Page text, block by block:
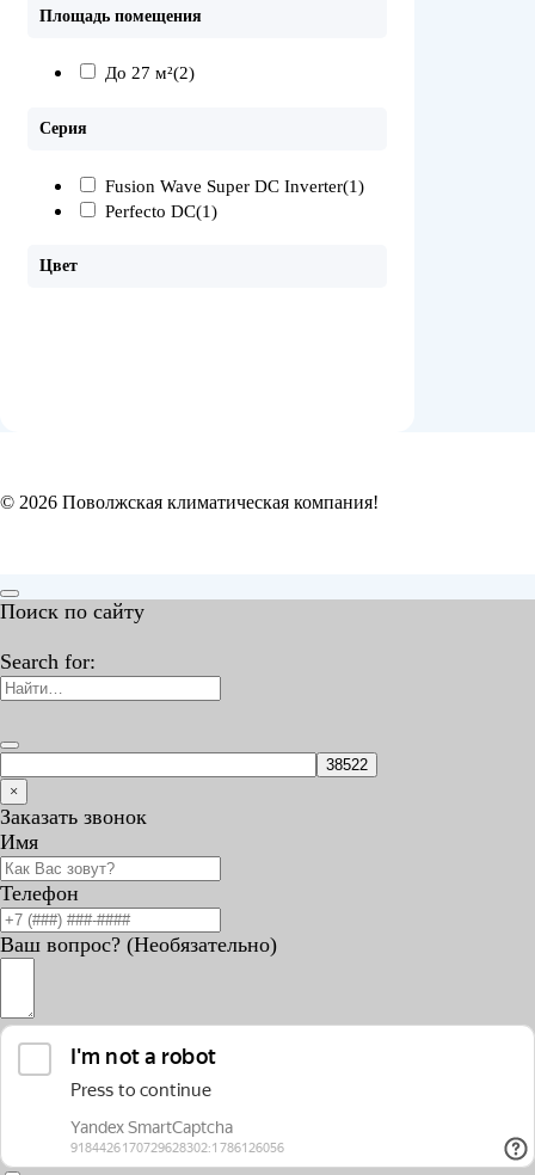
Площадь помещения
До 27 м²(2)
Серия
Fusion Wave Super DC Inverter(1)
Perfecto DC(1)
Цвет
© 2026 Поволжская климатическая компания!
Поиск по сайту
Search for:
×
Заказать звонок
Имя
Телефон
Ваш вопрос? (Необязательно)